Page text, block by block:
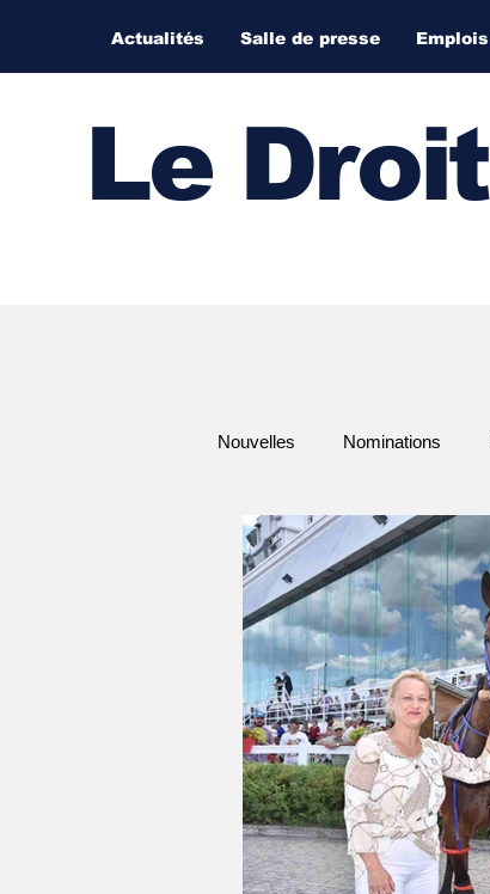
Actualités Salle de presse
Le Droi
Nouvelles Nominations